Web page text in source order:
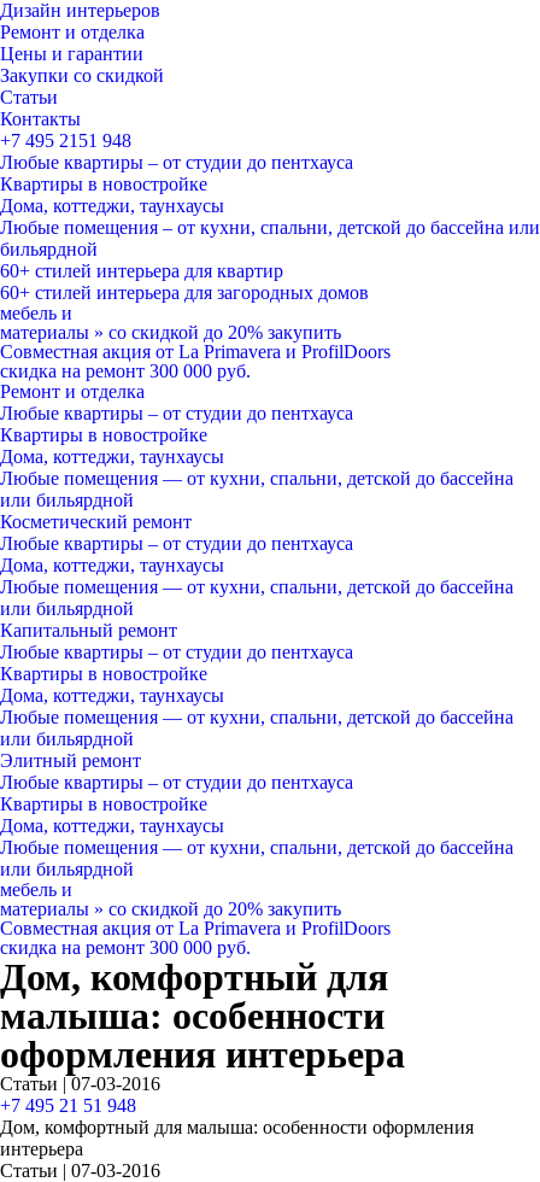
Дизайн интерьеров
Ремонт и отделка
Цены и гарантии
Закупки со скидкой
Статьи
Контакты
+7 495 2151 948
Любые квартиры – от студии до пентхауса
Квартиры в новостройке
Дома, коттеджи, таунхаусы
Любые помещения – от кухни, спальни, детской до бассейна или
бильярдной
60+ стилей интерьера для квартир
60+ стилей интерьера для загородных домов
мебель и
материалы » со скидкой до 20% закупить
Совместная акция от La Primavera и ProfilDoors
скидка на ремонт 300 000 руб.
Ремонт и отделка
Любые квартиры – от студии до пентхауса
Квартиры в новостройке
Дома, коттеджи, таунхаусы
Любые помещения — от кухни, спальни, детской до бассейна
или бильярдной
Косметический ремонт
Любые квартиры – от студии до пентхауса
Дома, коттеджи, таунхаусы
Любые помещения — от кухни, спальни, детской до бассейна
или бильярдной
Капитальный ремонт
Любые квартиры – от студии до пентхауса
Квартиры в новостройке
Дома, коттеджи, таунхаусы
Любые помещения — от кухни, спальни, детской до бассейна
или бильярдной
Элитный ремонт
Любые квартиры – от студии до пентхауса
Квартиры в новостройке
Дома, коттеджи, таунхаусы
Любые помещения — от кухни, спальни, детской до бассейна
или бильярдной
мебель и
материалы » со скидкой до 20% закупить
Совместная акция от La Primavera и ProfilDoors
скидка на ремонт 300 000 руб.
Дом, комфортный для
малыша: особенности
оформления интерьера
Статьи | 07-03-2016
+7 495 21 51 948
Дом, комфортный для малыша: особенности оформления
интерьера
Статьи | 07-03-2016